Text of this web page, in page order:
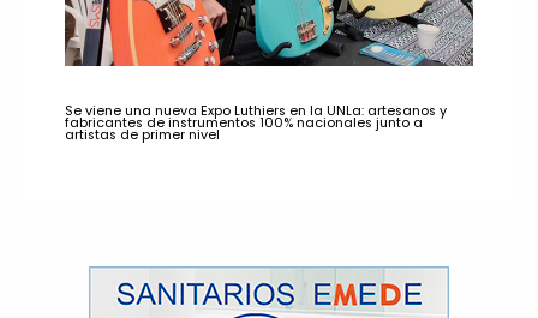
Se viene una nueva Expo Luthiers en la UNLa: artesanos y
fabricantes de instrumentos 100% nacionales junto a
artistas de primer nivel